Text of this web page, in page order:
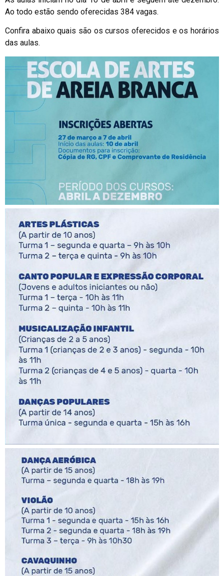
Ao todo estão sendo oferecidas 384 vagas.
Confira abaixo quais são os cursos oferecidos e os horários
das aulas.